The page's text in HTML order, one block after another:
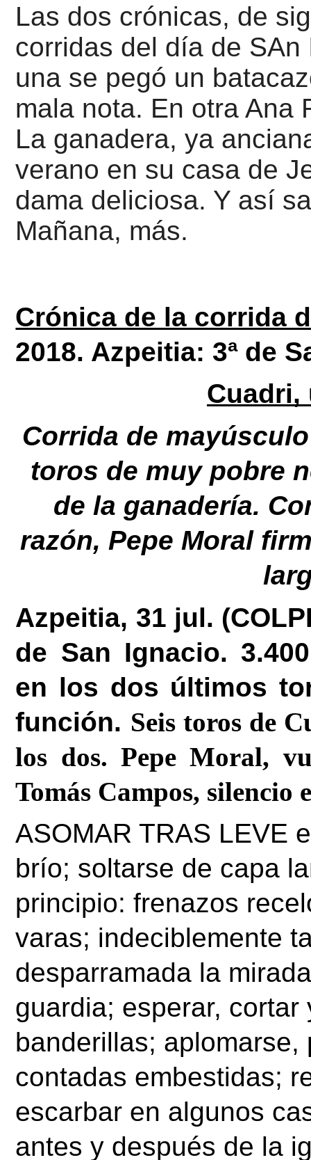
Las dos crónicas, de
corridas del día de
una se pegó un
mala nota. En otra Ana
La ganadera, ya
verano en su casa de
dama deliciosa. Y así
Mañana, más.
Crónica de la corrida
2018. Azpeitia: 3ª de
Cuadri,
Corrida de
toros de muy pobre
de la ganadería.
razón, Pepe Moral
Azpeitia, 31 jul.
de San Ignacio.
en los dos últimos
función. Seis toros de
los dos. Pepe Moral,
Tomás Campos, silencio
ASOMAR TRAS LEVE
brío; soltarse de capa
principio: frenazos
varas; indeciblemente
desparramada la
guardia; esperar,
banderillas;
contadas embestidas;
escarbar en algunos
antes y después de la